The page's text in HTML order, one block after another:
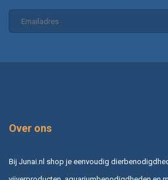
Over ons
Bij Junai.nl shop je eenvoudig